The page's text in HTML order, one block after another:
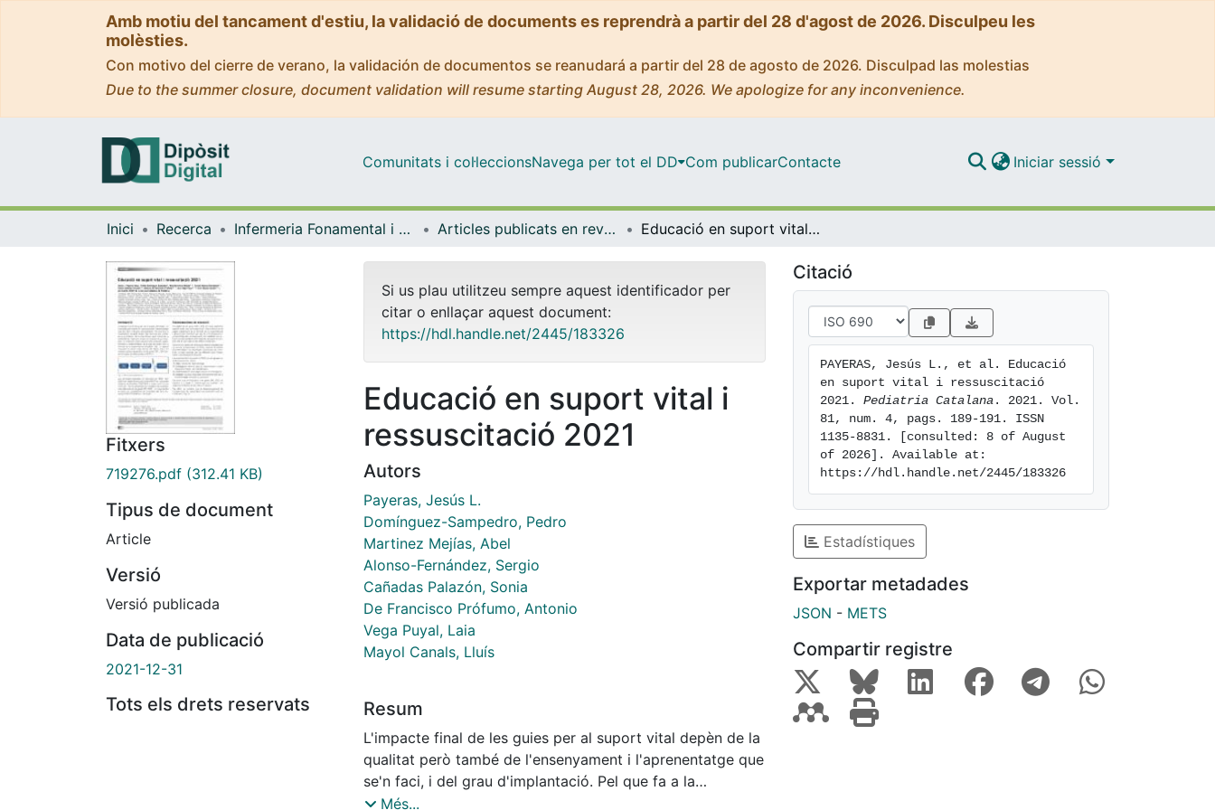
Amb motiu del tancament d'estiu, la validació de documents es reprendrà a partir del 28 d'agost de 2026. Disculpeu les
molèsties.
Con motivo del cierre de verano, la validación de documentos se reanudará a partir del 28 de agosto de 2026. Disculpad las molestias
Due to the summer closure, document validation will resume starting August 28, 2026. We apologize for any inconvenience.
Comunitats i col·leccionsNavega per tot el DD Com publicarContacte Iniciar sessió
Inici Recerca Infermeria Fonamental i Clínica Articles publicats en revistes (Infermeria Fonamental i Clínica) Educació en suport vital i ressuscitació 2021
Fitxers
719276.pdf (312.41 KB)
Tipus de document
Article
Versió
Versió publicada
Data de publicació
2021-12-31
Tots els drets reservats
Si us plau utilitzeu sempre aquest identificador per
citar o enllaçar aquest document:
https://hdl.handle.net/2445/183326
Educació en suport vital i
ressuscitació 2021
Autors
Payeras, Jesús L.
Domínguez-Sampedro, Pedro
Martinez Mejías, Abel
Alonso-Fernández, Sergio
Cañadas Palazón, Sonia
De Francisco Prófumo, Antonio
Vega Puyal, Laia
Mayol Canals, Lluís
Resum
L'impacte final de les guies per al suport vital depèn de la
qualitat però també de l'ensenyament i l'aprenentatge que
se'n faci, i del grau d'implantació. Pel que fa a la
implantació, aquesta depèn dels recursos per portarles a
Més...
Citació
PAYERAS, Jesús L., et al. Educació
en suport vital i ressuscitació
2021. Pediatria Catalana . 2021. Vol.
81, num. 4, pags. 189-191. ISSN
1135-8831. [consulted: 8 of August
of 2026]. Available at:
https://hdl.handle.net/2445/183326
Estadístiques
Exportar metadades
JSON - METS
Compartir registre